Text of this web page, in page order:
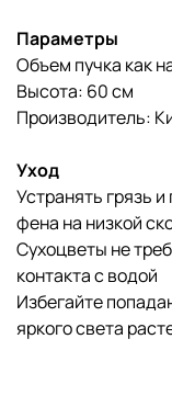
Параметры
Объем пучка как
Высота: 60 см
Производитель:
Уход
Устранять грязь
фена на низкой
Сухоцветы не
контакта с водой
Избегайте
яркого света